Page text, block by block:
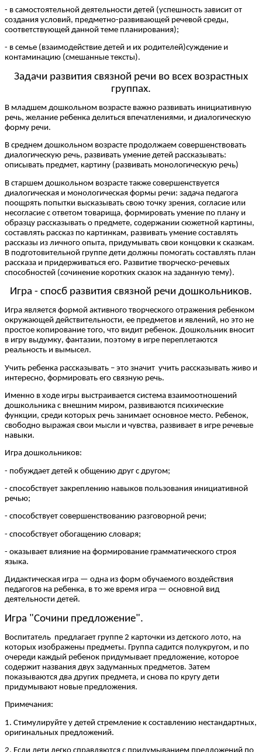
- в самостоятельной деятельности детей (успешность зависит от
создания условий, предметно-развивающей речевой среды,
соответствующей данной теме планирования);
- в семье (взаимодействие детей и их родителей)суждение и
контаминацию (смешанные тексты).
Задачи развития связной речи во всех возрастных
группах.
В младшем дошкольном возрасте важно развивать инициативную
речь, желание ребенка делиться впечатлениями, и диалогическую
форму речи.
В среднем дошкольном возрасте продолжаем совершенствовать
диалогическую речь, развивать умение детей рассказывать:
описывать предмет, картину (развивать монологическую речь)
В старшем дошкольном возрасте также совершенствуется
диалогическая и монологическая формы речи: задача педагога
поощрять попытки высказывать свою точку зрения, согласие или
несогласие с ответом товарища, формировать умение по плану и
образцу рассказывать о предмете, содержании сюжетной картины,
составлять рассказ по картинкам, развивать умение составлять
рассказы из личного опыта, придумывать свои концовки к сказкам.
В подготовительной группе дети должны помогать составлять план
рассказа и придерживаться его. Развитие творческо-речевых
способностей (сочинение коротких сказок на заданную тему).
Игра - спосб развития связной речи дошкольников.
Игра является формой активного творческого отражения ребенком
окружающей действительности, ее предметов и явлений, но это не
простое копирование того, что видит ребенок. Дошкольник вносит
в игру выдумку, фантазии, поэтому в игре переплетаются
реальность и вымысел.
Учить ребенка рассказывать – это значит учить рассказывать живо и
интересно, формировать его связную речь.
Именно в ходе игры выстраивается система взаимоотношений
дошкольника с внешним миром, развиваются психические
функции, среди которых речь занимает основное место. Ребенок,
свободно выражая свои мысли и чувства, развивает в игре речевые
навыки.
Игра дошкольников:
- побуждает детей к общению друг с другом;
- способствует закреплению навыков пользования инициативной
речью;
- способствует совершенствованию разговорной речи;
- способствует обогащению словаря;
- оказывает влияние на формирование грамматического строя
языка.
Дидактическая игра — одна из форм обучаемого воздействия
педагогов на ребенка, в то же время игра — основной вид
деятельности детей.
Игра "Сочини предложение".
Воспитатель предлагает группе 2 карточки из детского лото, на
которых изображены предметы. Группа садится полукругом, и по
очереди каждый ребенок придумывает предложение, которое
содержит названия двух задуманных предметов. Затем
показываются два других предмета, и снова по кругу дети
придумывают новые предложения.
Примечания:
1. Стимулируйте у детей стремление к составлению нестандартных,
оригинальных предложений.